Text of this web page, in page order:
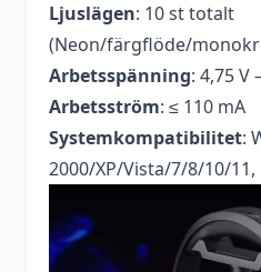
Ljuslägen: 10 st totalt
(Neon/färgflöde/
Arbetsspänning: 4,75 V
Arbetsström: ≤ 110 mA
Systemkompatibilitet:
2000/XP/Vista/7/8/10/11,